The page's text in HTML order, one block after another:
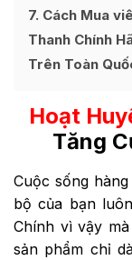
7 Cách Mua
Thanh Chính
Trên Toàn
Hoạt
Tăng
Cuộc sống
bộ của bạn
Chính vì vậy
sản phẩm chỉ